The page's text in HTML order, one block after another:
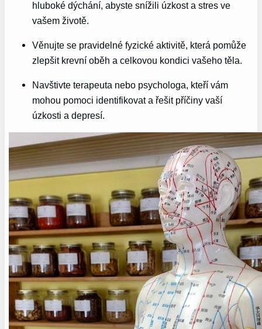
hluboké dýchání, abyste snížili úzkost a stres ve
vašem životě.
Věnujte se pravidelné fyzické aktivitě, která pomůže
zlepšit krevní oběh a celkovou kondici vašeho těla.
Navštivte terapeuta nebo psychologa, kteří vám
mohou pomoci identifikovat a řešit příčiny vaší
úzkosti a depresí.